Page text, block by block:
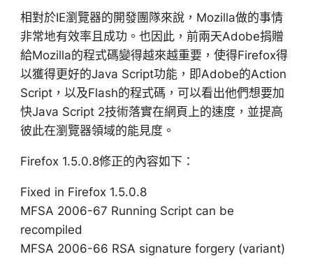
相對於IE瀏覽器的開發團隊來說，Mozilla做的事情
非常地有效率且成功。也因此，前兩天Adobe捐贈
給Mozilla的程式碼變得越來越重要，使得Firefox得
以獲得更好的Java Script功能，即Adobe的Action
Script，以及Flash的程式碼，可以看出他們想要加
快Java Script 2技術落實在網頁上的速度，並提高
彼此在瀏覽器領域的能見度。
Firefox 1.5.0.8修正的內容如下：
Fixed in Firefox 1.5.0.8
MFSA 2006-67 Running Script can be
recompiled
MFSA 2006-66 RSA signature forgery (variant)